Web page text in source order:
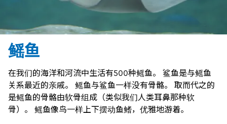
鳐鱼
在我们的海洋和河流中生活有500种鳐鱼。 鲨鱼是与鳐鱼
关系最近的亲戚。 鳐鱼与鲨鱼一样没有骨骼。 取而代之的
是鳐鱼的骨骼由软骨组成（类似我们人类耳鼻那种软
骨）。 鳐鱼像鸟一样上下摆动鱼鳍，优雅地游着。